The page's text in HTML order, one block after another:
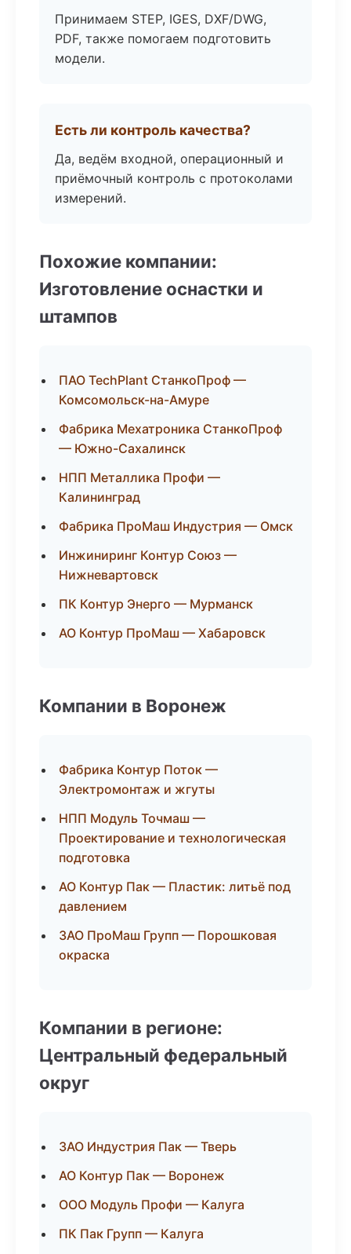
Принимаем STEP, IGES, DXF/DWG,
PDF, также помогаем подготовить
модели.
Есть ли контроль качества?
Да, ведём входной, операционный и
приёмочный контроль с протоколами
измерений.
Похожие компании:
Изготовление оснастки и
штампов
ПАО TechPlant СтанкоПроф —
Комсомольск-на-Амуре
Фабрика Мехатроника СтанкоПроф
— Южно-Сахалинск
НПП Металлика Профи —
Калининград
Фабрика ПроМаш Индустрия — Омск
Инжиниринг Контур Союз —
Нижневартовск
ПК Контур Энерго — Мурманск
АО Контур ПроМаш — Хабаровск
Компании в Воронеж
Фабрика Контур Поток —
Электромонтаж и жгуты
НПП Модуль Точмаш —
Проектирование и технологическая
подготовка
АО Контур Пак — Пластик: литьё под
давлением
ЗАО ПроМаш Групп — Порошковая
окраска
Компании в регионе:
Центральный федеральный
округ
ЗАО Индустрия Пак — Тверь
АО Контур Пак — Воронеж
ООО Модуль Профи — Калуга
ПК Пак Групп — Калуга